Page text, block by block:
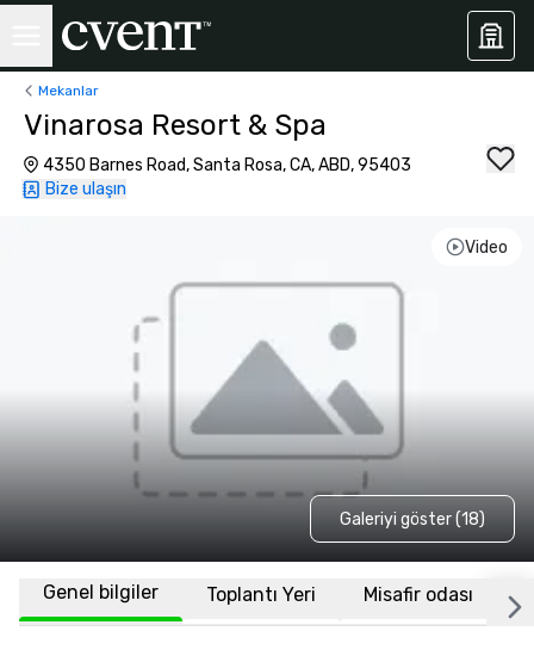
Mekanlar
Vinarosa Resort & Spa
4350 Barnes Road, Santa Rosa, CA, ABD, 95403
Bize ulaşın
Video
Galeriyi göster (18)
Genel bilgiler Toplantı Yeri Misafir odası